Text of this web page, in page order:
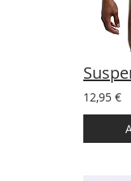
12,95 €